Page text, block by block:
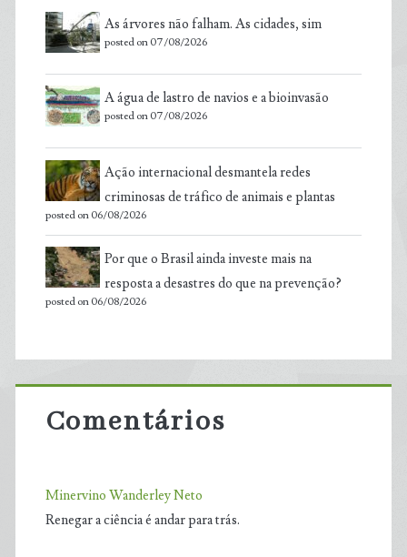
As árvores não falham. As cidades, sim
posted on 07/08/2026
A água de lastro de navios e a bioinvasão
posted on 07/08/2026
Ação internacional desmantela redes
criminosas de tráfico de animais e plantas
posted on 06/08/2026
Por que o Brasil ainda investe mais na
resposta a desastres do que na prevenção?
posted on 06/08/2026
Comentários
Minervino Wanderley Neto
Renegar a ciência é andar para trás.